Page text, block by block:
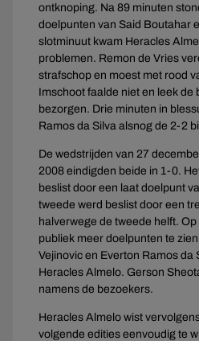
ontknoping. Na 89 minuten
doelpunten van Said Boutahar
slotminuut kwam Heracles
problemen. Remon de Vries
strafschop en moest met rood
Imschoot faalde niet en leek de
bezorgen. Drie minuten in
Ramos da Silva alsnog de 2-2
De wedstrijden van 27
2008 eindigden beide in 1-0.
beslist door een laat doelpunt
tweede werd beslist door een
halverwege de tweede helft.
publiek meer doelpunten te
Vejinovic en Everton Ramos da
Heracles Almelo. Gerson
namens de bezoekers.
Heracles Almelo wist
volgende edities eenvoudig te